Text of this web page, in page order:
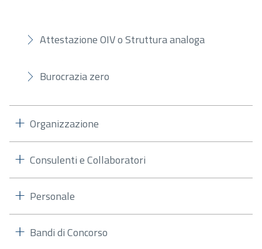
Attestazione OIV o Struttura analoga
Burocrazia zero
Organizzazione
Consulenti e Collaboratori
Personale
Bandi di Concorso